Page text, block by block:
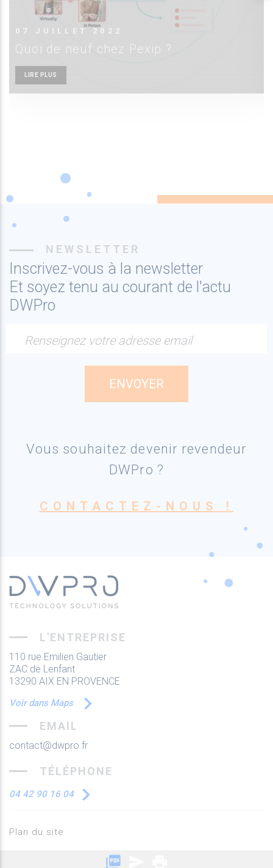
picture_as_pdf
07 JUILLET 2022
Quoi de neuf chez Pexip ?
LIRE PLUS
NEWSLETTER
Inscrivez-vous à la newsletter
Et soyez tenu au courant de l'actu
DWPro
Renseignez votre adresse email
Vous souhaitez devenir revendeur
DWPro ?
CONTACTEZ-NOUS !
L'ENTREPRISE
110 rue Emilien Gautier
ZAC de Lenfant
13290 AIX EN PROVENCE
Voir dans Maps
EMAIL
contact@dwpro.fr
TÉLÉPHONE
04 42 90 16 04
Plan du site
Conditions générales de vente